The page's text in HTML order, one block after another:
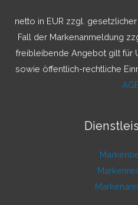
netto in EUR zzgl.
Fall der Markenanmeldung
freibleibende Angebot gilt für
sowie öffentlich-rechtliche